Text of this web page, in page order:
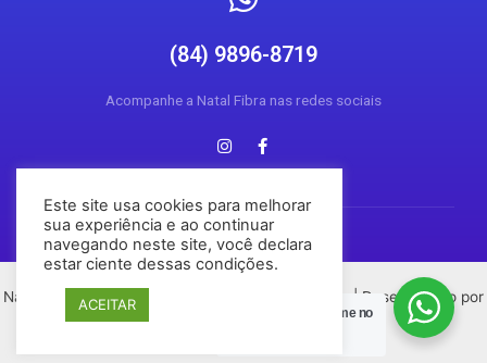
(84) 9896-8719
Acompanhe a Natal Fibra nas redes sociais
Natal Fibra © 2026 Todos os direitos reservados | Desenvolvido por
Este site usa cookies para melhorar
sua experiência e ao continuar
navegando neste site, você declara
estar ciente dessas condições.
ACEITAR
Chame no